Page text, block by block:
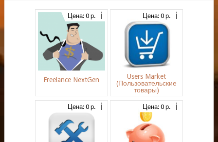
Цена: 0 р.
Freelance NextGen
Цена: 0 р.
Users Market
(Пользовательские
товары)
Цена: 0 р. Цена: 0 р.